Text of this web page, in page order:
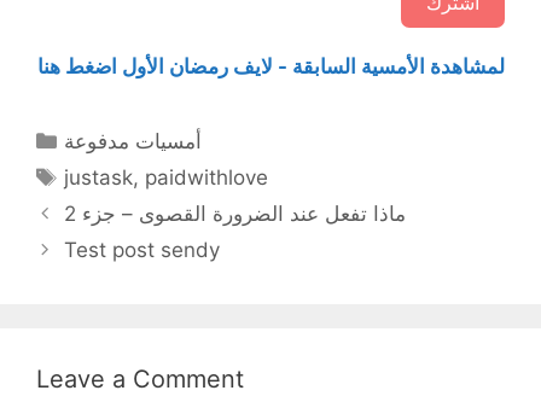
لمشاهدة الأمسية السابقة - لايف رمضان الأول اضغط هنا
Categories
أمسيات مدفوعة
Tags
justask, paidwithlove
ماذا تفعل عند الضرورة القصوى – جزء 2
Test post sendy
Leave a Comment